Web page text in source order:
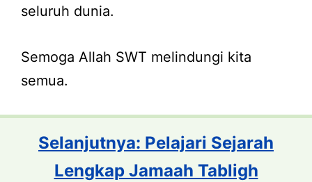
seluruh dunia.
Semoga Allah SWT melindungi kita
semua.
Selanjutnya: Pelajari Sejarah
Lengkap Jamaah Tabligh